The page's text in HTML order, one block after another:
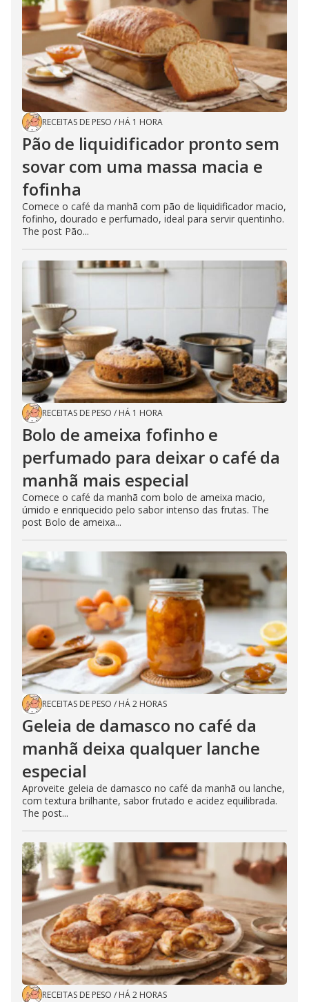
RECEITAS DE PESO / HÁ 1 HORA
Pão de liquidificador pronto sem
sovar com uma massa macia e
fofinha
Comece o café da manhã com pão de liquidificador macio,
fofinho, dourado e perfumado, ideal para servir quentinho.
The post Pão...
RECEITAS DE PESO / HÁ 1 HORA
Bolo de ameixa fofinho e
perfumado para deixar o café da
manhã mais especial
Comece o café da manhã com bolo de ameixa macio,
úmido e enriquecido pelo sabor intenso das frutas. The
post Bolo de ameixa...
RECEITAS DE PESO / HÁ 2 HORAS
Geleia de damasco no café da
manhã deixa qualquer lanche
especial
Aproveite geleia de damasco no café da manhã ou lanche,
com textura brilhante, sabor frutado e acidez equilibrada.
The post...
RECEITAS DE PESO / HÁ 2 HORAS